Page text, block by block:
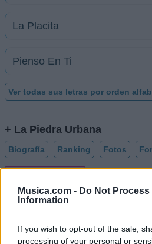
Musica.com - Do Not Process
Information
If you wish to opt-out of the sale,
processing of your personal or
La Placita
Pienso En Ti
Ver todas sus letras por orden
+ La Piedra Urbana
Biografía Ranking Fotos
La Piedra Urbana: Una